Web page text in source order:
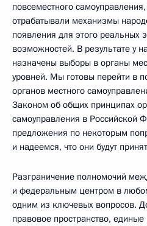
повсеместного
отрабатывали механизмы
появления для этого реальных
возможностей. В результате у
назначены выборы в органы
уровней. Мы готовы перейти в
органов местного
Законом об общих принципах
самоуправления в Российской
предложения по некоторым
и надеемся, что они будут
Разграничение полномочий
и федеральным центром в
одним из ключевых вопросов.
правовое пространство, единые